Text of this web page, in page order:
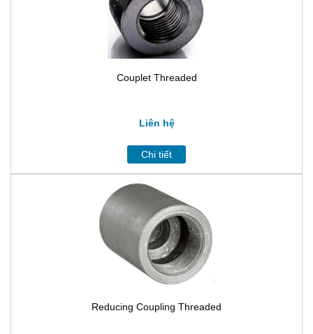
Couplet Threaded
Liên hệ
Chi tiết
Reducing Coupling Threaded